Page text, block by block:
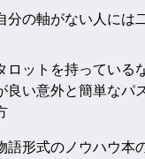
分の軸がない人には
ロットを持っている
良い意外と簡単なパ
語形式のノウハウ本